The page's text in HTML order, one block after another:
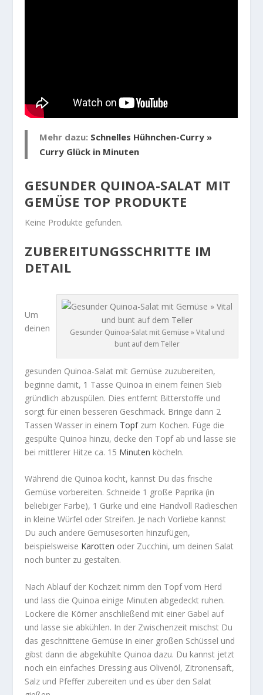
Mehr dazu: Schnelles Hühnchen-Curry »
Curry Glück in Minuten
GESUNDER QUINOA-SALAT MIT
GEMÜSE TOP PRODUKTE
Keine Produkte gefunden.
ZUBEREITUNGSSCHRITTE IM
DETAIL
Gesunder Quinoa-Salat mit Gemüse » Vital und
bunt auf dem Teller
Um
deinen
gesunden Quinoa-Salat mit Gemüse zuzubereiten,
beginne damit, 1 Tasse Quinoa in einem feinen Sieb
gründlich abzuspülen. Dies entfernt Bitterstoffe und
sorgt für einen besseren Geschmack. Bringe dann 2
Tassen Wasser in einem Topfzum Kochen. Füge die
gespülte Quinoa hinzu, decke den Topf ab und lasse sie
bei mittlerer Hitze ca. 15 Minuten köcheln.
Während die Quinoa kocht, kannst Du dasfrische
Gemüse vorbereiten. Schneide 1 große Paprika (in
beliebiger Farbe), 1 Gurke und eine Handvoll Radieschen
in kleine Würfel oder Streifen. Je nach Vorliebe kannst
Du auch andere Gemüsesorten hinzufügen,
beispielsweise Karotten oder Zucchini, um deinen Salat
noch bunter zu gestalten.
Nach Ablauf der Kochzeit nimm den Topf vom Herd
und lass die Quinoa einige Minuten abgedeckt ruhen.
Lockere die Körner anschließend mit einer Gabel auf
und lasse sie abkühlen. In der Zwischenzeit mischst Du
das geschnittene Gemüse in einer großen Schüssel und
gibst dann die abgekühlte Quinoa dazu. Du kannst jetzt
noch ein einfaches Dressing aus Olivenöl, Zitronensaft,
Salz und Pfeffer zubereiten und es über den Salat